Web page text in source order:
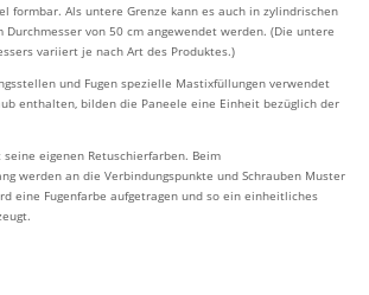
formbar. Als untere Grenze kann es auch in zylindrischen
Durchmesser von 50 cm angewendet werden. (Die untere
variiert je nach Art des Produktes.)
und Fugen spezielle Mastixfüllungen verwendet
enthalten, bilden die Paneele eine Einheit bezüglich der
eigenen Retuschierfarben. Beim
werden an die Verbindungspunkte und Schrauben Muster
eine Fugenfarbe aufgetragen und so ein einheitliches